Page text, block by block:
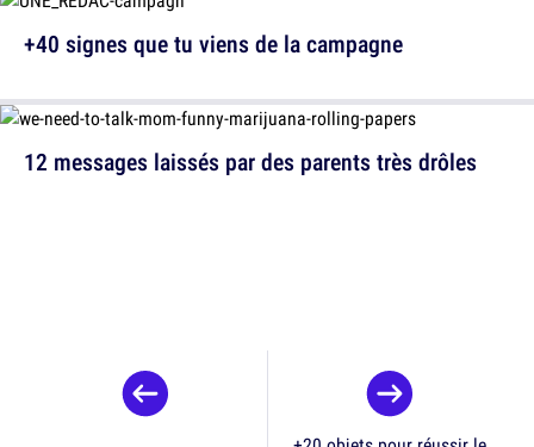
12 messages laissés par des parents très drôles
+40 signes que tu viens de la campagne